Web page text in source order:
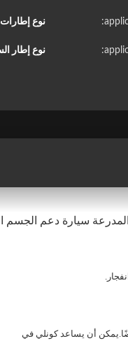
نوع
نوع إطار
سيارة دعم
أن يساعد كونلي في